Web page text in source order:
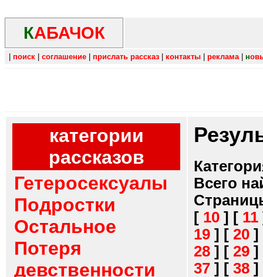
КАБАЧОК
поиск соглашение прислать рассказ контакты реклама| н
категории
рассказов
Гетеросексуалы
Подростки
Остальное
Потеря
девственности
Всего
[ 10 ] [ 11
19 ] [ 20 ]
28 ] [ 29 ]
37 ] [ 38 ]